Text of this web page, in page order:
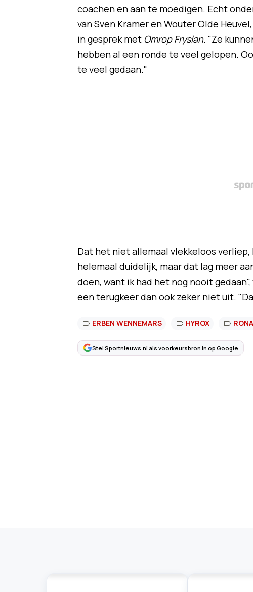
coachen en aan te moedigen. Echt
van Sven Kramer en Wouter Olde
in gesprek met Omrop Fryslan. "Ze
hebben al een ronde te veel gelopen.
te veel gedaan."
Dat het niet allemaal vlekkeloos
helemaal duidelijk, maar dat lag meer
doen, want ik had het nog nooit
een terugkeer dan ook zeker niet uit.
ERBEN WENNEMARS HYROX
Stel Sportnieuws.nl als voorkeursbron in op Google